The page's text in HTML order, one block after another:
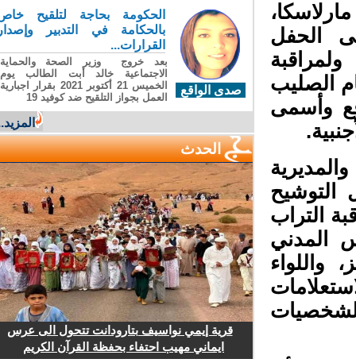
الحفل
الصليب
وأسمى
التراب
المدني
صدى الواقع
الحكومة بحاجة لتلقيح خاص
بالحكامة في التدبير وإصدار
القرارات...
بعد خروج وزير الصحة والحماية
الاجتماعية خالد أبت الطالب يوم
الخميس 21 أكتوبر 2021 بقرار اجبارية
العمل بجواز التلقيح ضد كوفيد 19
المزيد...
الحدث
قرية إيمي نواسيف بتارودانت تتحول الى عرس
ايماني مهيب احتفاء بحفظة القرآن الكريم